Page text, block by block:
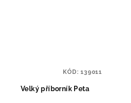
Velký příborník Peta
KÓD:139011